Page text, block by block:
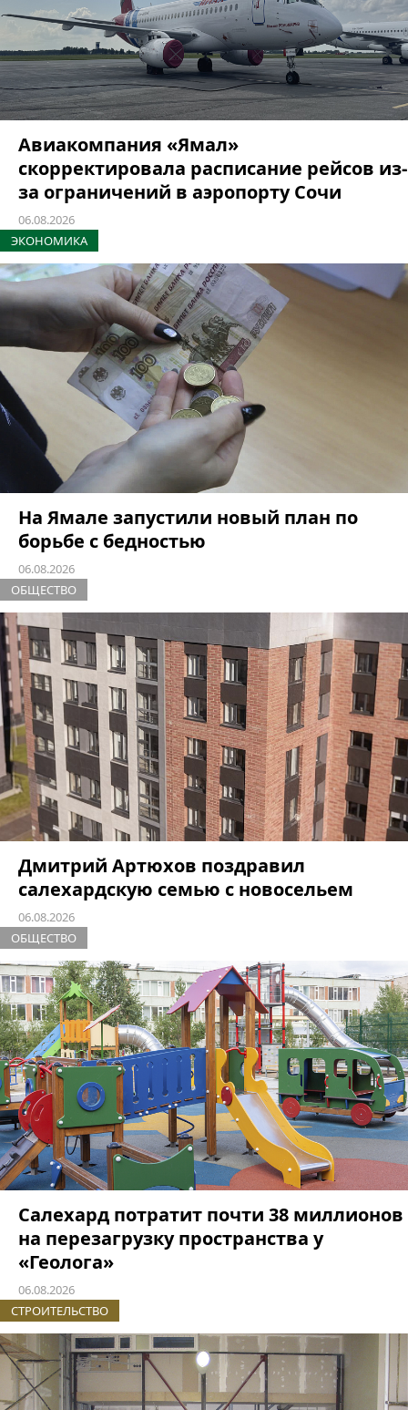
Авиакомпания «Ямал»
скорректировала расписание рейсов из-
за ограничений в аэропорту Сочи
06.08.2026
ЭКОНОМИКА
На Ямале запустили новый план по
борьбе с бедностью
06.08.2026
ОБЩЕСТВО
Дмитрий Артюхов поздравил
салехардскую семью с новосельем
06.08.2026
ОБЩЕСТВО
Салехард потратит почти 38 миллионов
на перезагрузку пространства у
«Геолога»
06.08.2026
СТРОИТЕЛЬСТВО